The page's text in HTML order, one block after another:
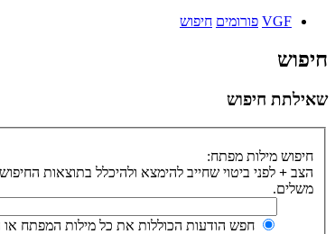
VGF פורומים חיפוש
חיפוש
שאילתת חיפוש
חיפוש מילות מפתח:
הצב + לפני ביטוי שחייב להימצא ולהיכלל בתוצאות
משלים.
חפש הודעות הכוללות את כל מילות המפתח